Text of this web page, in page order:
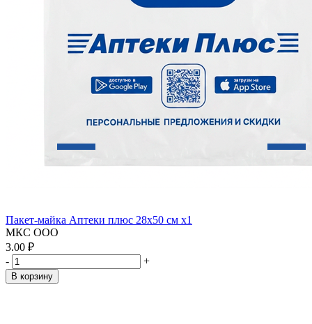
Пакет-майка Аптеки плюс 28х50 см x1
МКС ООО
3.00 ₽
-
+
В корзину